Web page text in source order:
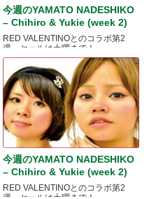
今週のYAMATO NADESHIKO
– Chihiro & Yukie (week 2)
RED VALENTINOとのコラボ第2
週。セールは土曜まで！
今週のYAMATO NADESHIKO
– Chihiro & Yukie (week 2)
RED VALENTINOとのコラボ第2